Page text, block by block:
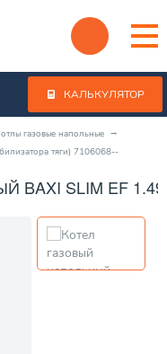
КАЛЬКУЛЯТОР
газовые напольные
тяги) 7106068--
SLIM EF